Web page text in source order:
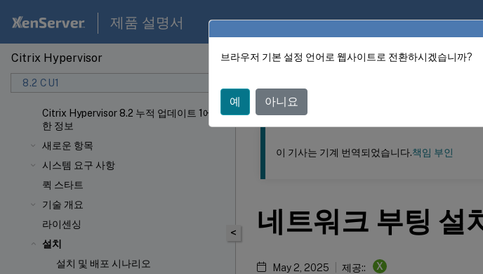
제품 설명서
Citrix Hypervisor
8.2 CU1
Citrix Hypervisor 8.2 누적 업데이트 1에 대
한 정보
새로운 항목
시스템 요구 사항
퀵 스타트
기술 개요
라이센싱
설치
설치 및 배포 시나리오
이 콘텐츠는 동적으로 기계 번역되었습니다.
Citrix Hypervisor 8.2
<
이 기사는 기계 번역되었습니다.책임 부인
네트워크 부팅 설
May 2, 2025 제공:: X
브라우저 기본 설정 언어로 웹사이트로 전환하시겠습니까?
예 아니요